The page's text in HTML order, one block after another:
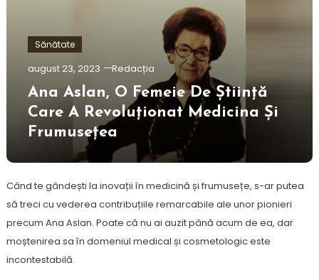
Sănătate
august 23, 2023 Redacția
Ana Aslan, O Femeie De Știință
Care A Revoluționat Medicina Și
Frumusețea
Când te gândești la inovații în medicină și frumusețe, s-ar putea
să treci cu vederea contribuțiile remarcabile ale unor pionieri
precum Ana Aslan. Poate că nu ai auzit până acum de ea, dar
moștenirea sa în domeniul medical și cosmetologic este
incontestabilă.